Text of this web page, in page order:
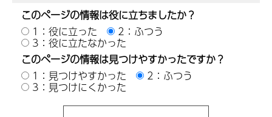
このページの情報は役に立ちましたか？
1：役に立った
2：ふつう
3：役に立たなかった
このページの情報は見つけやすかったですか？
1：見つけやすかった
2：ふつう
3：見つけにくかった